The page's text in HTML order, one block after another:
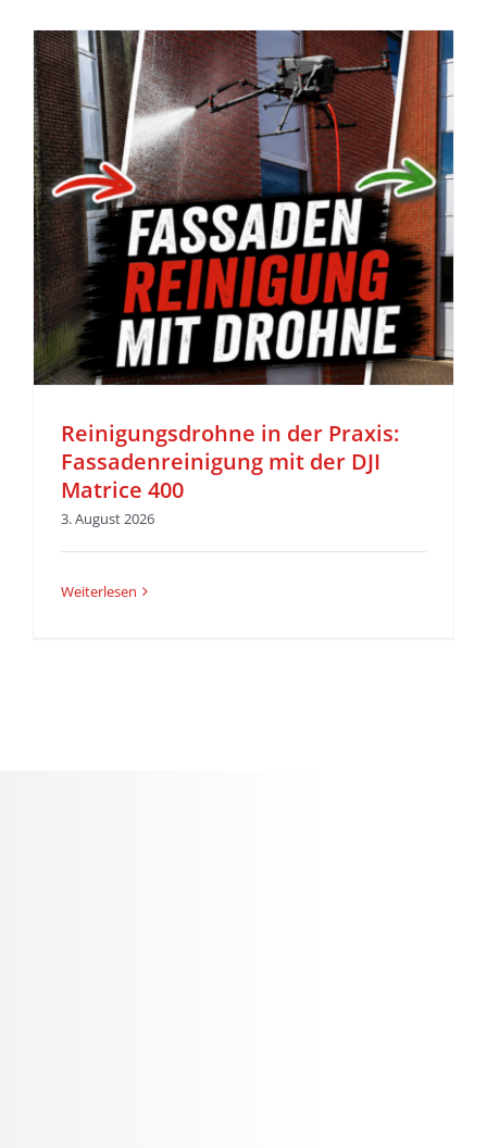
Reinigungsdrohne in der Praxis:
Fassadenreinigung mit der DJI
Matrice 400
3. August 2026
Weiterlesen